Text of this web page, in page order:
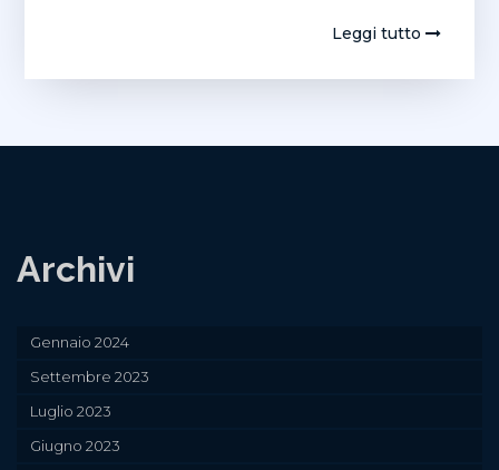
Leggi tutto
Archivi
Gennaio 2024
Settembre 2023
Luglio 2023
Giugno 2023